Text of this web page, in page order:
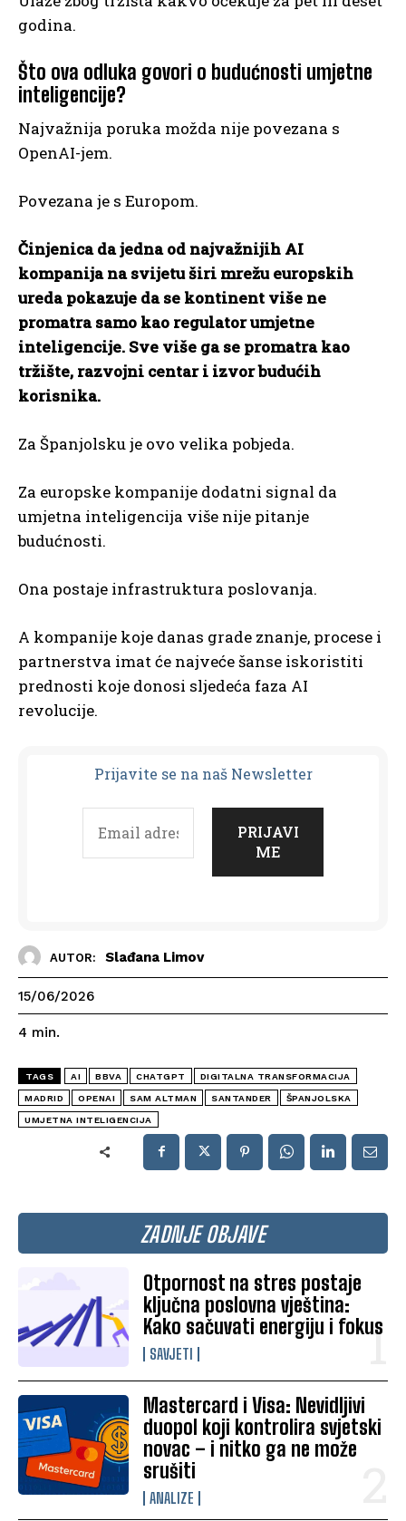
ZADNJE OBJAVE
Otpornost na stres postaje
ključna poslovna vještina:
Kako sačuvati energiju i fokus
SAVJETI
Mastercard i Visa: Nevidljivi
duopol koji kontrolira svjetski
novac – i nitko ga ne može
srušiti
ANALIZE
godina.
Što ova odluka govori o budućnosti umjetne
inteligencije?
Najvažnija poruka možda nije povezana s
OpenAI-jem.
Povezana je s Europom.
Činjenica da jedna od najvažnijih AI
kompanija na svijetu širi mrežu europskih
ureda pokazuje da se kontinent više ne
promatra samo kao regulator umjetne
inteligencije. Sve više ga se promatra kao
tržište, razvojni centar i izvor budućih
korisnika.
Za Španjolsku je ovo velika pobjeda.
Za europske kompanije dodatni signal da
umjetna inteligencija više nije pitanje
budućnosti.
Ona postaje infrastruktura poslovanja.
A kompanije koje danas grade znanje, procese i
partnerstva imat će najveće šanse iskoristiti
prednosti koje donosi sljedeća faza AI
revolucije.
Prijavite se na naš Newsletter
AUTOR: Slađana Limov
15/06/2026
4 min.
TAGS AI BBVA CHATGPT DIGITALNA TRANSFORMACIJA
MADRID OPENAI SAM ALTMAN SANTANDER ŠPANJOLSKA
UMJETNA INTELIGENCIJA